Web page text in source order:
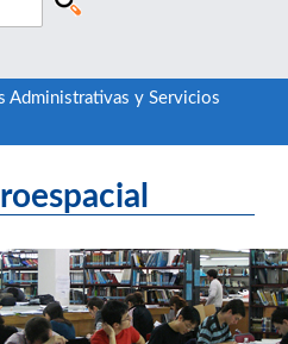
Administrativas y Servicios